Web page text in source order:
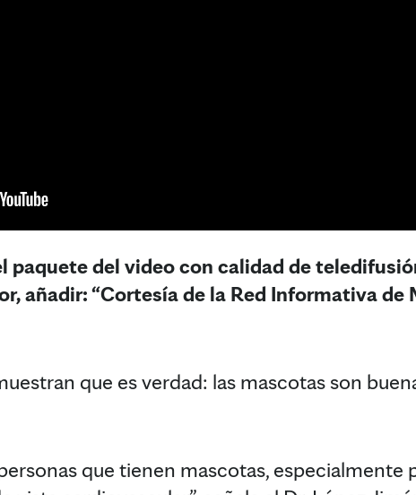
paquete del video con calidad de
añadir: “Cortesía de la Red Informativa de
que es verdad: las mascotas son
que tienen mascotas, especialmente